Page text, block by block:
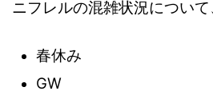
ニフレルの混雑状況について
春休み
GW